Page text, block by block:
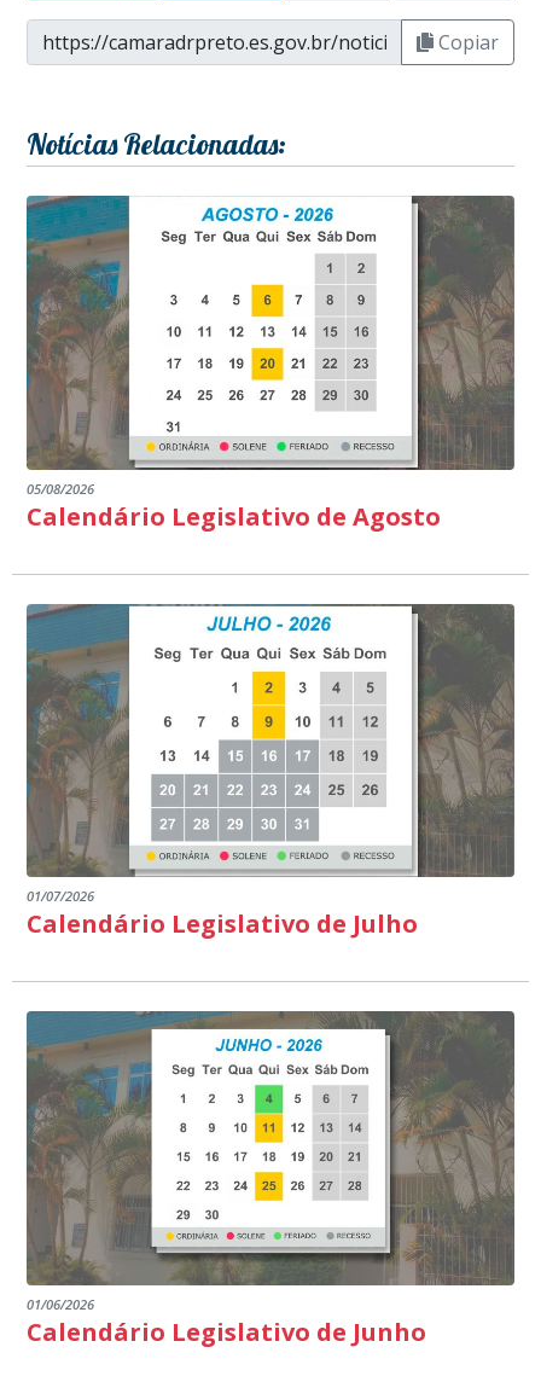
Copiar
Notícias Relacionadas:
05/08/2026
Calendário Legislativo de Agosto
01/07/2026
Calendário Legislativo de Julho
01/06/2026
Calendário Legislativo de Junho